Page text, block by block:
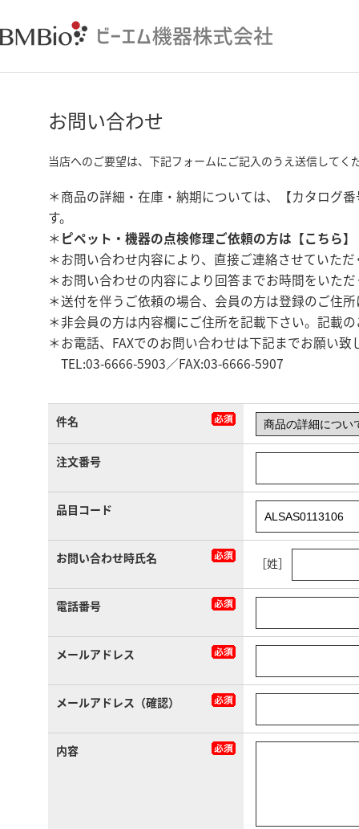
お問い合わせ
当店へのご要望は、下記フォームにご記入のうえ送信してく
＊商品の詳細・在庫・納期については、【カタログ
す。
＊ ピペット・機器の点検修理ご依頼の方は【こちら】
＊お問い合わせ内容により、直接ご連絡させていた
＊お問い合わせの内容により回答までお時間をいた
＊送付を伴うご依頼の場合、会員の方は登録のご住
＊非会員の方は内容欄にご住所を記載下さい。記載
＊お電話、FAXでのお問い合わせは下記までお願い致
TEL:03-6666-5903／FAX:03-6666-5907
件名
注文番号
品目コード
お問い合わせ時氏名 ［姓］
電話番号
メールアドレス
メールアドレス（確認）
内容